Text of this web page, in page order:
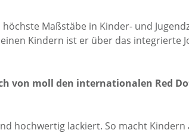
Maß­stäbe in Kinder- und
Kindern ist er über das integrierte
von moll den inter­nationalen Red
hoch­wertig lackiert. So macht